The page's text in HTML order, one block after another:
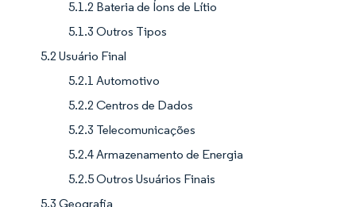
5.1.2 Bateria de Íons de Lítio
5.1.3 Outros Tipos
5.2 Usuário Final
5.2.1 Automotivo
5.2.2 Centros de Dados
5.2.3 Telecomunicações
5.2.4 Armazenamento de Energia
5.2.5 Outros Usuários Finais
5.3 Geografia